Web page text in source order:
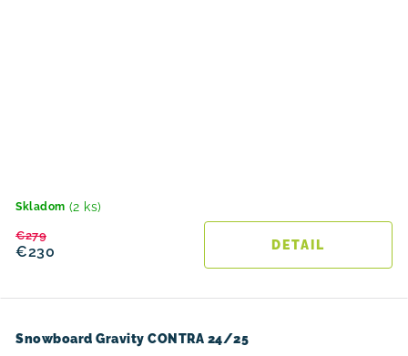
Skladom (2 ks)
€230
€279
DETAIL
Snowboard Gravity CONTRA 24/25